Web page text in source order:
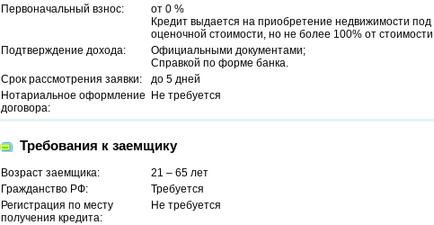
Первоначальный взнос:
от 0 %
Кредит выдается на приобретение недвижимости
оценочной стоимости, но не более 100% от
Подтверждение дохода:
Официальными документами;
Справкой по форме банка.
Срок рассмотрения заявки:
до 5 дней
Нотариальное оформление
договора:
Не требуется
Требования к заемщику
Возраст заемщика:
21 – 65 лет
Гражданство РФ:
Требуется
Регистрация по месту
получения кредита:
Не требуется